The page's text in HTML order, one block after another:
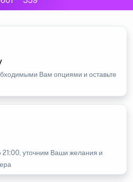
Вам опциями и оставьте
21:00, уточним Ваши желания и